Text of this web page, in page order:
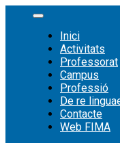
Inici
Activitats
Professorat
Campus
Professió
De re
Contacte
Web FIMA